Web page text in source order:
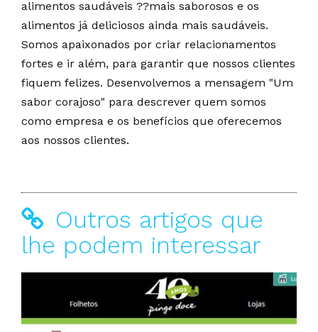
alimentos saudáveis ??mais saborosos e os
alimentos já deliciosos ainda mais saudáveis.
Somos apaixonados por criar relacionamentos
fortes e ir além, para garantir que nossos clientes
fiquem felizes. Desenvolvemos a mensagem "Um
sabor corajoso" para descrever quem somos
como empresa e os benefícios que oferecemos
aos nossos clientes.
Outros artigos que
lhe podem interessar